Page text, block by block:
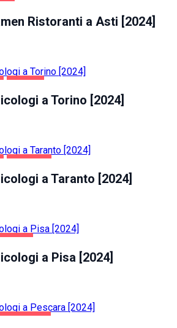
Ristoranti a Asti [2024]
a Torino [2024]
a Taranto [2024]
a Pisa [2024]